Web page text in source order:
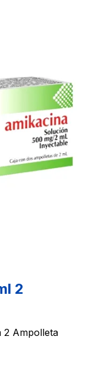
2
2 Ampolleta